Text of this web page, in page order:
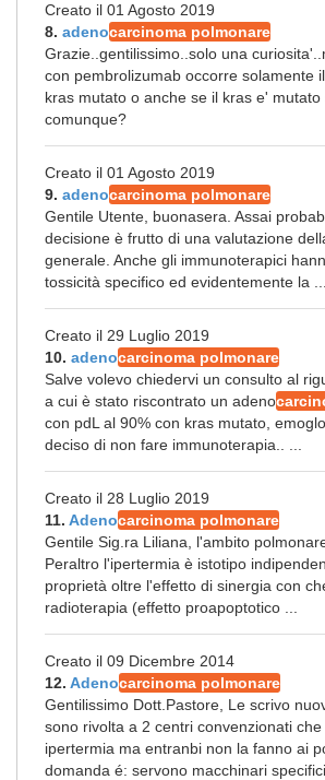
Creato il 01 Agosto 2019
8. adenocarcinoma polmonare
Grazie..gentilissimo..solo una
con pembrolizumab occorre solamente
kras mutato o anche se il kras e'
comunque?
Creato il 01 Agosto 2019
9. adenocarcinoma polmonare
Gentile Utente, buonasera. Assai
decisione è frutto di una valutazione
generale. Anche gli immunoterapici
tossicità specifico ed evidentemente la ...
Creato il 29 Luglio 2019
10. adenocarcinoma polmonare
Salve volevo chiedervi un consulto al
a cui è stato riscontrato un adeno
con pdL al 90% con kras mutato,
deciso di non fare immunoterapia.. ...
Creato il 28 Luglio 2019
11. Adenocarcinoma polmonare
Gentile Sig.ra Liliana, l'ambito
Peraltro l'ipertermia è istotipo
proprietà oltre l'effetto di sinergia con
radioterapia (effetto proapoptotico ...
Creato il 09 Dicembre 2014
12. Adenocarcinoma polmonare
Gentilissimo Dott.Pastore, Le scrivo
sono rivolta a 2 centri convenzionati
ipertermia ma entranbi non la fanno ai
domanda é: servono macchinari specifici